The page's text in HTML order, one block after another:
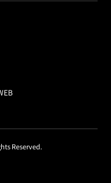
Reserved.